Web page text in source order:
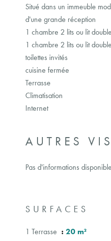
Situé dans un immeuble
d'une grande réception
1 chambre 2 lits ou lit
1 chambre 2 lits ou lit
toilettes invités
cuisine fermée
Terrasse
Climatisation
Internet
AUTRES
Pas d'informations
SURFACES
1 Terrasse
20 m²